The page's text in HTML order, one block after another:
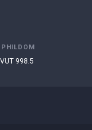
PHILDOM
VUT 998.5